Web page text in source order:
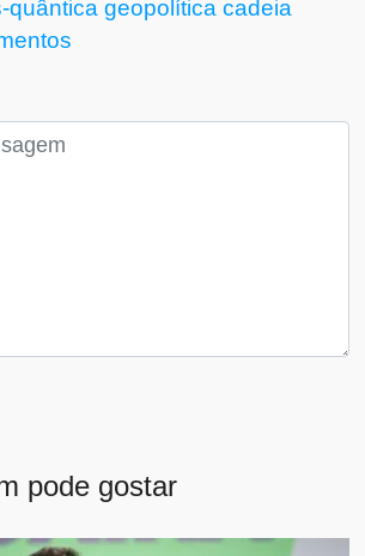
quântica geopolítica cadeia
pode gostar